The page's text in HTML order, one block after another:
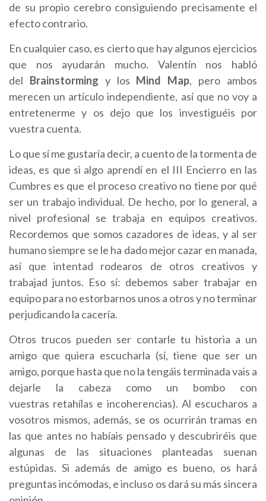
de su propio cerebro consiguiendo precisamente el
efecto contrario.
En cualquier caso, es cierto que hay algunos ejercicios
que nos ayudarán mucho. Valentín nos habló
del Brainstorming y los Mind Map, pero ambos
merecen un artículo independiente, así que no voy a
entretenerme y os dejo que los investiguéis por
vuestra cuenta.
Lo que sí me gustaría decir, a cuento de la tormenta de
ideas, es que si algo aprendí en el III Encierro en las
Cumbres es que el proceso creativo no tiene por qué
ser un trabajo individual. De hecho, por lo general, a
nivel profesional se trabaja en equipos creativos.
Recordemos que somos cazadores de ideas, y al ser
humano siempre se le ha dado mejor cazar en manada,
así que intentad rodearos de otros creativos y
trabajad juntos. Eso sí: debemos saber trabajar en
equipo para no estorbarnos unos a otros y no terminar
perjudicando la cacería.
Otros trucos pueden ser contarle tu historia a un
amigo que quiera escucharla (sí, tiene que ser un
amigo, porque hasta que no la tengáis terminada vais a
dejarle la cabeza como un bombo con
vuestras retahílas e incoherencias). Al escucharos a
vosotros mismos, además, se os ocurrirán tramas en
las que antes no habíais pensado y descubriréis que
algunas de las situaciones planteadas suenan
estúpidas. Si además de amigo es bueno, os hará
preguntas incómodas, e incluso os dará su más sincera